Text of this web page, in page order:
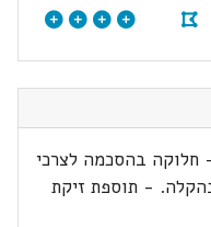
- חלוקה בהסכמה לצרכי
עיקרי בהקלה. - תוספת זיקת